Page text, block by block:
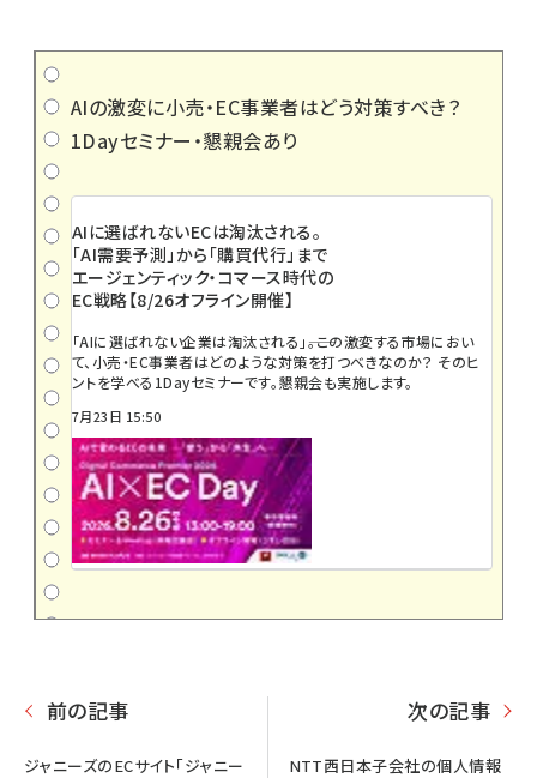
AIの激変に小売・EC事業者はどう対策すべき？
1Dayセミナー・懇親会あり
AIに選ばれないECは淘汰される。
「AI需要予測」から「購買代行」まで
エージェンティック・コマース時代の
EC戦略【8/26オフライン開催】
「AIに選ばれない企業は淘汰される」――。この激変する市場におい
て、小売・EC事業者はどのような対策を打つべきなのか？ そのヒ
ントを学べる1Dayセミナーです。懇親会も実施します。
7月23日 15:50
前の記事
ジャニーズのECサイト「ジャニー
次の記事
NTT西日本子会社の個人情報